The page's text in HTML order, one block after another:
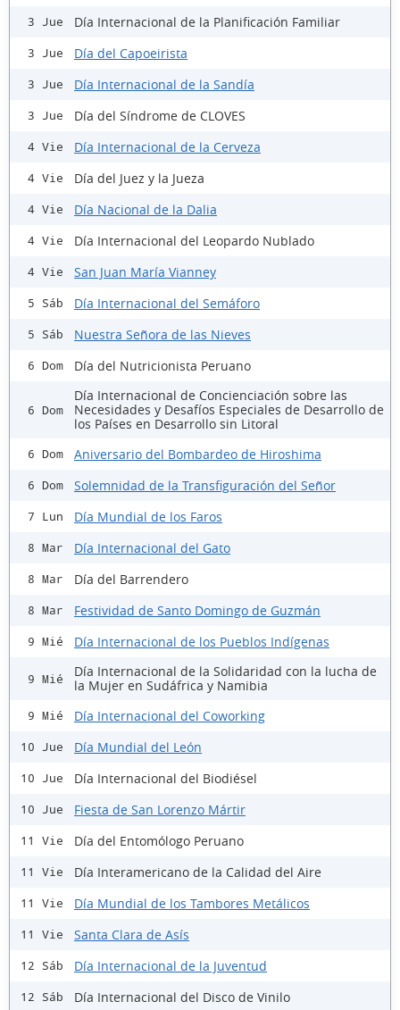
3 Jue Día Internacional de la Planificación Familiar
3 Jue Día del Capoeirista
3 Jue Día Internacional de la Sandía
3 Jue Día del Síndrome de CLOVES
4 Vie Día Internacional de la Cerveza
4 Vie Día del Juez y la Jueza
4 Vie Día Nacional de la Dalia
4 Vie Día Internacional del Leopardo Nublado
4 Vie San Juan María Vianney
5 Sáb Día Internacional del Semáforo
5 Sáb Nuestra Señora de las Nieves
6 Dom Día del Nutricionista Peruano
6 Dom
Día Internacional de Concienciación sobre las
Necesidades y Desafíos Especiales de Desarrollo de
los Países en Desarrollo sin Litoral
6 Dom Aniversario del Bombardeo de Hiroshima
6 Dom Solemnidad de la Transfiguración del Señor
7 Lun Día Mundial de los Faros
8 Mar Día Internacional del Gato
8 Mar Día del Barrendero
8 Mar Festividad de Santo Domingo de Guzmán
9 Mié Día Internacional de los Pueblos Indígenas
9 Mié
Día Internacional de la Solidaridad con la lucha de
la Mujer en Sudáfrica y Namibia
9 Mié Día Internacional del Coworking
10 Jue Día Mundial del León
10 Jue Día Internacional del Biodiésel
10 Jue Fiesta de San Lorenzo Mártir
11 Vie Día del Entomólogo Peruano
11 Vie Día Interamericano de la Calidad del Aire
11 Vie Día Mundial de los Tambores Metálicos
11 Vie Santa Clara de Asís
12 Sáb Día Internacional de la Juventud
12 Sáb Día Internacional del Disco de Vinilo